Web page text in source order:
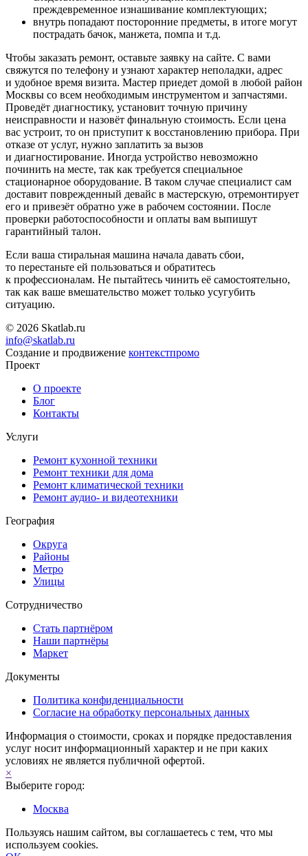
преждевременное изнашивание комплектующих;
внутрь попадают посторонние предметы, в итоге могут
пострадать бачок, манжета, помпа и т.д.
Чтобы заказать ремонт, оставьте заявку на сайте. С вами
свяжутся по телефону и узнают характер неполадки, адрес
и удобное время визита. Мастер приедет домой в любой район
Москвы со всем необходимым инструментом и запчастями.
Проведёт диагностику, установит точную причину
неисправности и назовёт финальную стоимость. Если цена
вас устроит, то он приступит к восстановлению прибора. При
отказе от услуг, нужно заплатить за вызов
и диагностирование. Иногда устройство невозможно
починить на месте, так как требуется специальное
стационарное оборудование. В таком случае специалист сам
доставит поврежденный девайс в мастерскую, отремонтирует
его и привезёт обратно уже в рабочем состоянии. После
проверки работоспособности и оплаты вам выпишут
гарантийный талон.
Если ваша стиральная машина начала давать сбои,
то перестаньте ей пользоваться и обратитесь
к профессионалам. Не пытайтесь чинить её самостоятельно,
так как ваше вмешательство может только усугубить
ситуацию.
© 2026 Skatlab.ru
info@skatlab.ru
Создание и продвижение контекстпромо
Проект
О проекте
Блог
Контакты
Услуги
Ремонт кухонной техники
Ремонт техники для дома
Ремонт климатической техники
Ремонт аудио- и видеотехники
География
Округа
Районы
Метро
Улицы
Сотрудничество
Стать партнёром
Наши партнёры
Маркет
Документы
Политика конфиденциальности
Согласие на обработку персональных данных
Информация о стоимости, сроках и порядке предоставления
услуг носит информационный характер и не при каких
условиях не является публичной офертой.
×
Выберите город:
Москва
Пользуясь нашим сайтом, вы соглашаетесь с тем, что мы
используем cookies.